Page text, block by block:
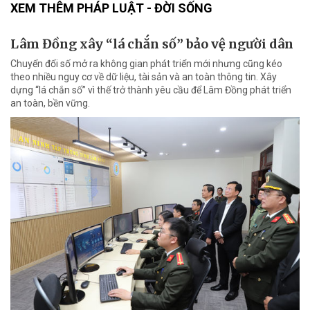
XEM THÊM PHÁP LUẬT - ĐỜI SỐNG
Lâm Đồng xây “lá chắn số” bảo vệ người dân
Chuyển đổi số mở ra không gian phát triển mới nhưng cũng kéo
theo nhiều nguy cơ về dữ liệu, tài sản và an toàn thông tin. Xây
dựng “lá chắn số” vì thế trở thành yêu cầu để Lâm Đồng phát triển
an toàn, bền vững.